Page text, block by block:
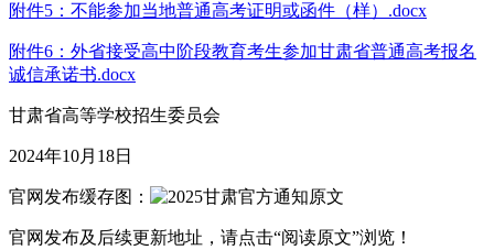
附件5：不能参加当地普通高考证明或函件（样）.docx
附件6：外省接受高中阶段教育考生参加甘肃省普通高考报名
诚信承诺书.docx
甘肃省高等学校招生委员会
2024年10月18日
官网发布缓存图：
官网发布及后续更新地址，请点击“阅读原文”浏览！